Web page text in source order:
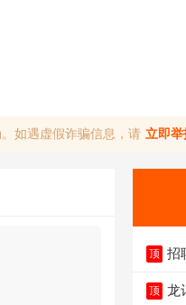
如遇虚假诈骗信息，请 立即举
顶 招
顶 龙